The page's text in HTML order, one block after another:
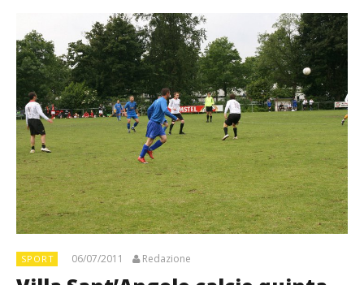
SPORT 06/07/2011 Redazione